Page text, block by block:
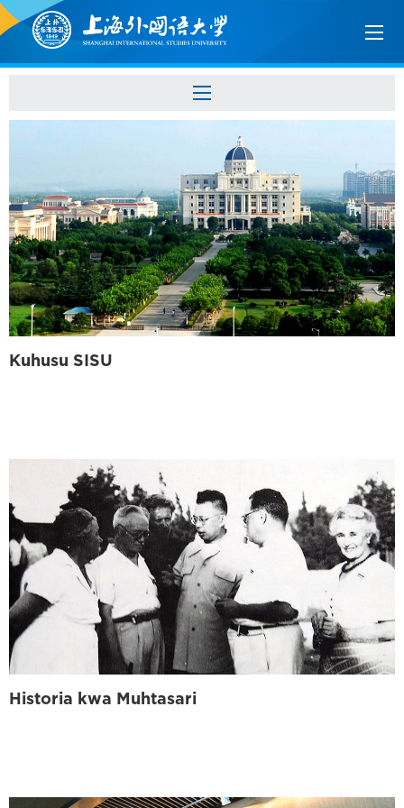
Kuhusu SISU
Historia kwa Muhtasari